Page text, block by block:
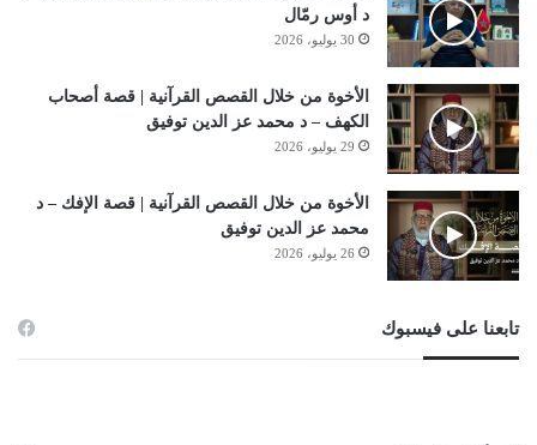
د أوس رمّال
30 يوليو، 2026
الأخوة من خلال القصص القرآنية | قصة أصحاب
الكهف – د محمد عز الدين توفيق
29 يوليو، 2026
الأخوة من خلال القصص القرآنية | قصة الإفك – د
محمد عز الدين توفيق
26 يوليو، 2026
تابعنا على فيسبوك